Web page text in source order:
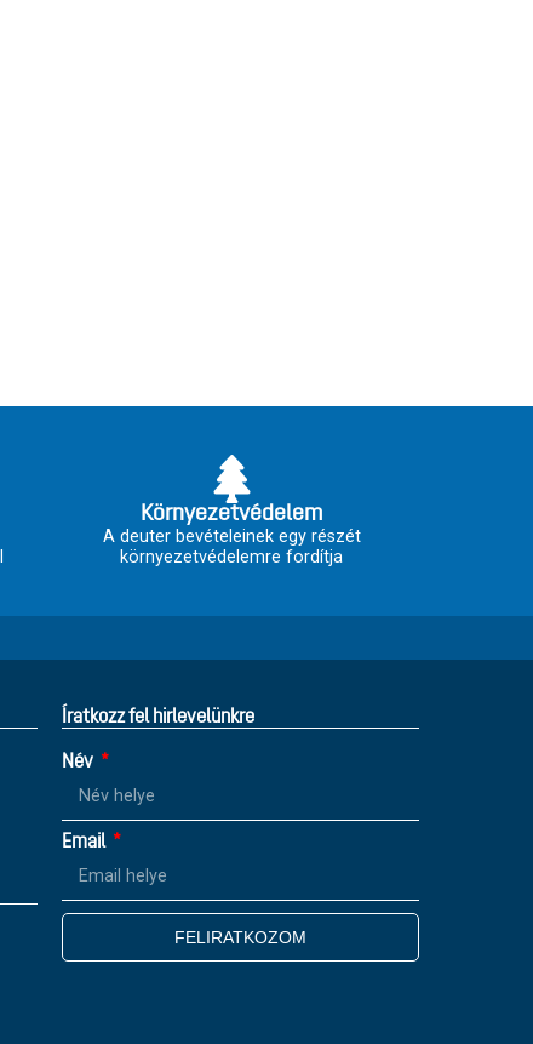
Környezetvédelem
A deuter bevételeinek egy részét
környezetvédelemre fordítja
Íratkozz fel hirlevelünkre
Név
Email
FELIRATKOZOM